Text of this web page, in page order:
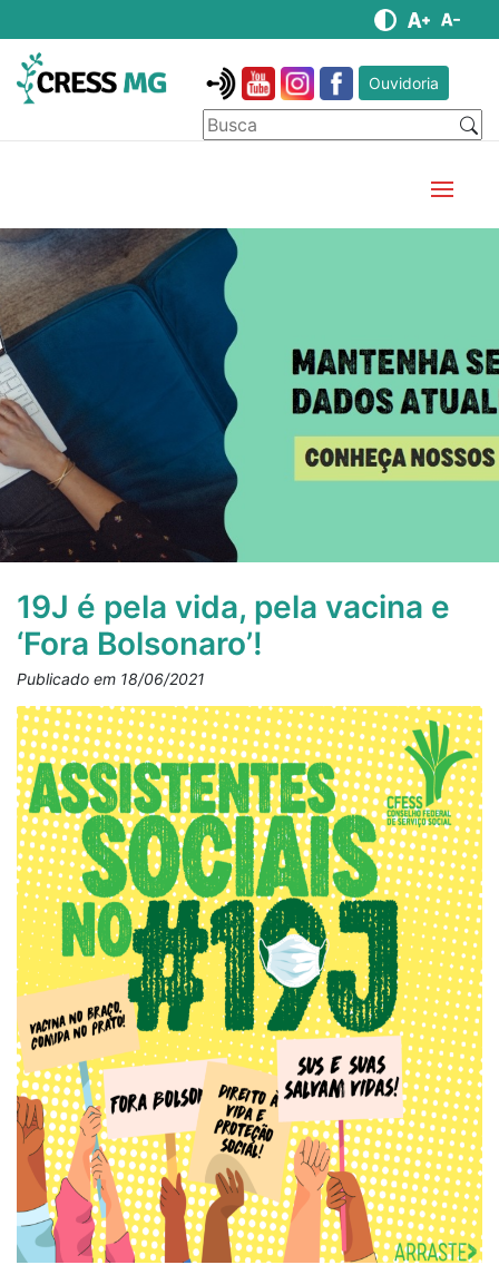
Ouvidoria
19J é pela vida, pela vacina e
‘Fora Bolsonaro’!
Publicado em 18/06/2021